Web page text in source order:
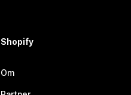
Shopify
Om